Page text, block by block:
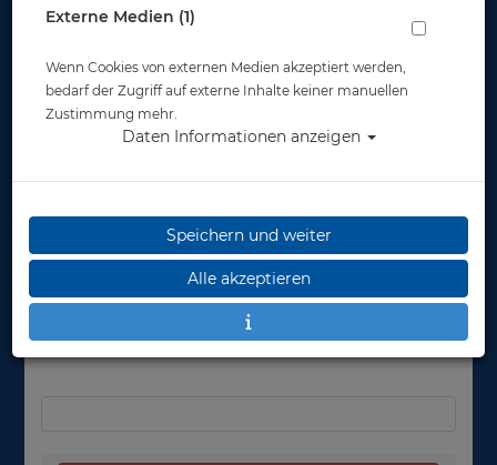
Herstellerpreis: 12,00 €
12,00 €
Externe Medien (1)
Wenn Cookies von externen Medien akzeptiert werden,
bedarf der Zugriff auf externe Inhalte keiner manuellen
Zustimmung mehr.
Daten Informationen anzeigen
Speichern und weiter
Alle akzeptieren